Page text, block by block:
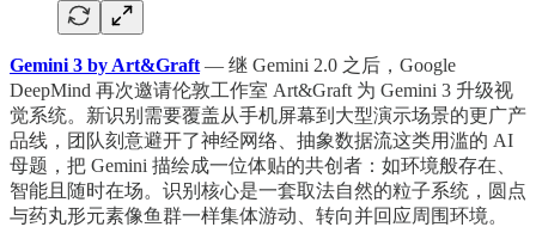
Gemini 3 by Art&Graft — 继 Gemini 2.0 之后，Google
DeepMind 再次邀请伦敦工作室 Art&Graft 为 Gemini 3 升级视
觉系统。新识别需要覆盖从手机屏幕到大型演示场景的更广产
品线，团队刻意避开了神经网络、抽象数据流这类用滥的 AI
母题，把 Gemini 描绘成一位体贴的共创者：如环境般存在、
智能且随时在场。识别核心是一套取法自然的粒子系统，圆点
与药丸形元素像鱼群一样集体游动、转向并回应周围环境。